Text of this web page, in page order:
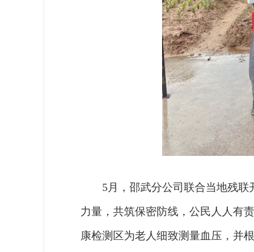
5月，邵武分公司联合当地残
力量，共筑保密防线，公民人人有
康检测区为老人细致测量血压，并